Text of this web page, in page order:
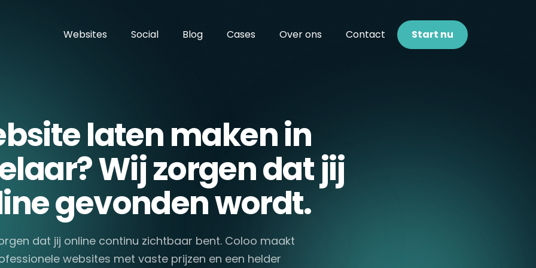
Websites
Social Blog Cases Over ons Contact Start nu
laten maken in
Wij zorgen dat jij
gevonden wordt.
dat jij online continu zichtbaar bent. Coloo maakt
websites met vaste prijzen en een helder